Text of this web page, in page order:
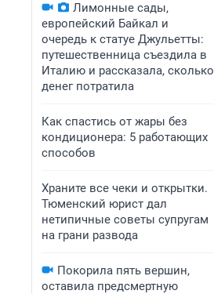
Лимонные сады,
европейский Байкал и
очередь к статуе Джульетты:
путешественница съездила в
Италию и рассказала, сколько
денег потратила
Как спастись от жары без
кондиционера: 5 работающих
способов
Храните все чеки и открытки.
Тюменский юрист дал
нетипичные советы супругам
на грани развода
Покорила пять вершин,
оставила предсмертную